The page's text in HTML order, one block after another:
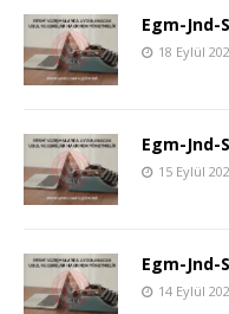
Egm-Jnd-
18 Eylül
Egm-Jnd-
15 Eylül
Egm-Jnd-
14 Eylül